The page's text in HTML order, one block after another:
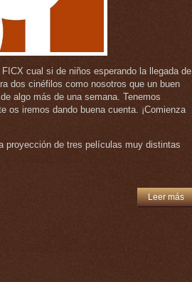
cual si de niños esperando la llegada de
dos cinéfilos como nosotros que un buen
algo más de una semana. Tenemos
os iremos dando buena cuenta. ¡Comienza
proyección de tres películas muy distintas
Leer más